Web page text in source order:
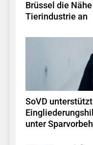
Brüssel die
Tierindustrie an
SoVD
unter